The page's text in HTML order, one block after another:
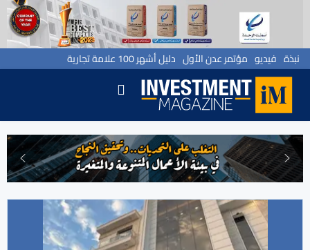
نبذة فيديو مؤتمر عدن الأول دليل أشهر 100 علامة تجارية